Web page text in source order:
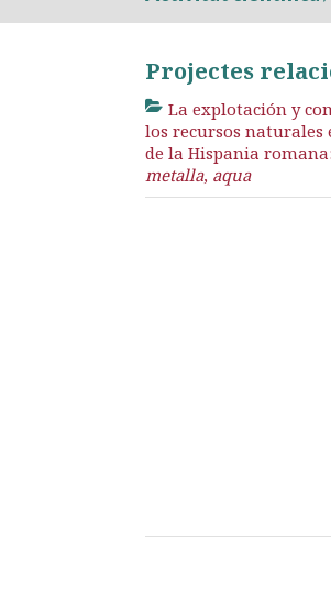
Projectes
La explotación y
los recursos naturales
de la Hispania romana:
metalla, aqua